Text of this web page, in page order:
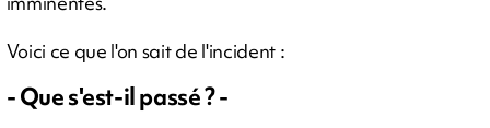
Voici ce que l'on sait de l'incident :
- Que s'est-il passé ? -